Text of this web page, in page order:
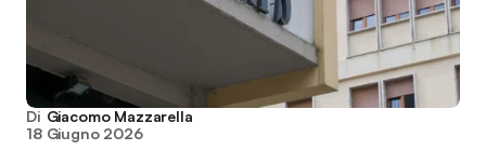
Di Giacomo Mazzarella
18 Giugno 2026